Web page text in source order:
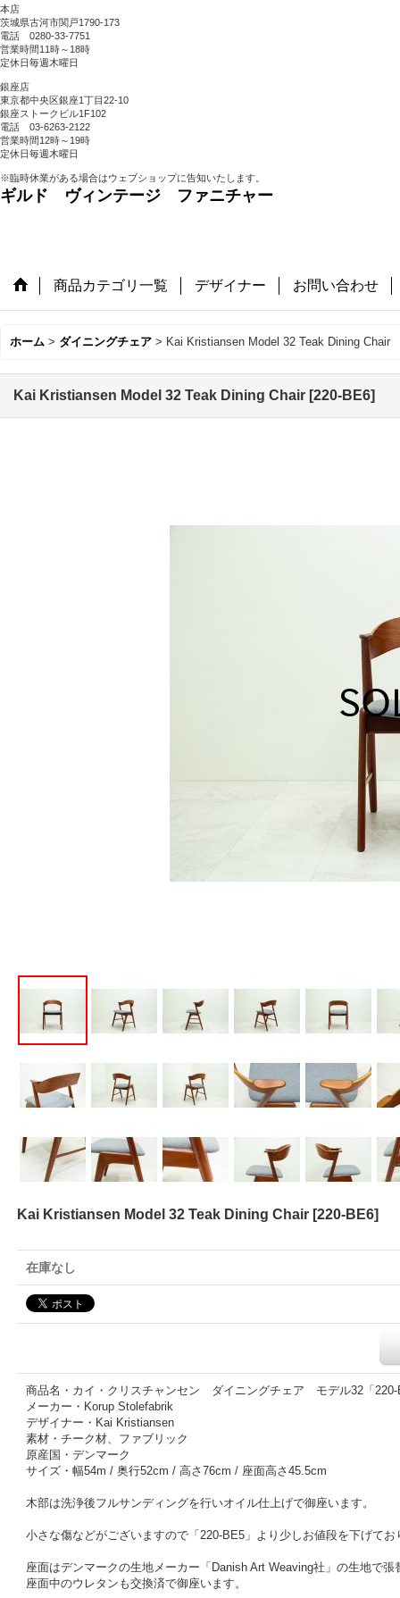
本店
茨城県古河市関戸1790-173
電話 0280-33-7751
営業時間11時～18時
定休日毎週木曜日
銀座店
東京都中央区銀座1丁目22-10
銀座ストークビル1F102
電話 03-6263-2122
営業時間12時～19時
定休日毎週木曜日
※臨時休業がある場合はウェブショップに告知いたします。
ギルド ヴィンテージ ファニチャー
商品カテゴリ一覧 デザイナー お問い合わせ
ホーム > ダイニングチェア > Kai Kristiansen Model 32 Teak Dining Chair
Kai Kristiansen Model 32 Teak Dining Chair [220-BE6]
Kai Kristiansen Model 32 Teak Dining Chair [220-BE6]
在庫なし
商品名・カイ・クリスチャンセン ダイニングチェア モデル32「220-
メーカー・Korup Stolefabrik
デザイナー・Kai Kristiansen
素材・チーク材、ファブリック
原産国・デンマーク
サイズ・幅54m / 奥行52cm / 高さ76cm / 座面高さ45.5cm
木部は洗浄後フルサンディングを行いオイル仕上げで御座います。
小さな傷などがございますので「220-BE5」より少しお値段を下げてお
座面はデンマークの生地メーカー「Danish Art Weaving社」の生地で張
座面中のウレタンも交換済で御座います。